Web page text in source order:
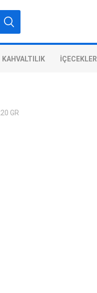
KAHVALTILIK İÇECEKLER
GR